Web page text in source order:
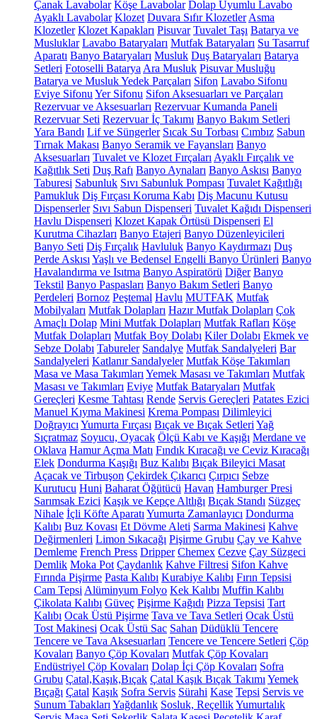
Çanak Lavabolar Köşe Lavabolar Dolap Uyumlu Lavabo
Ayaklı Lavabolar Klozet Duvara Sıfır Klozetler Asma
Klozetler Klozet Kapakları Pisuvar Tuvalet Taşı Batarya ve
Musluklar Lavabo Bataryaları Mutfak Bataryaları Su Tasarruf
Aparatı Banyo Bataryaları Musluk Duş Bataryaları Batarya
Setleri Fotoselli Batarya Ara Musluk Pisuvar Musluğu
Batarya ve Musluk Yedek Parçaları Sifon Lavabo Sifonu
Eviye Sifonu Yer Sifonu Sifon Aksesuarları ve Parçaları
Rezervuar ve Aksesuarları Rezervuar Kumanda Paneli
Rezervuar Seti Rezervuar İç Takımı Banyo Bakım Setleri
Yara Bandı Lif ve Süngerler Sıcak Su Torbası Cımbız Sabun
Tırnak Makası Banyo Seramik ve Fayansları Banyo
Aksesuarları Tuvalet ve Klozet Fırçaları Ayaklı Fırçalık ve
Kağıtlık Seti Duş Rafı Banyo Aynaları Banyo Askısı Banyo
Taburesi Sabunluk Sıvı Sabunluk Pompası Tuvalet Kağıtlığı
Pamukluk Diş Fırçası Koruma Kabı Diş Macunu Kutusu
Dispenserler Sıvı Sabun Dispenseri Tuvalet Kağıdı Dispenseri
Havlu Dispenseri Klozet Kapak Örtüsü Dispenseri El
Kurutma Cihazları Banyo Etajeri Banyo Düzenleyicileri
Banyo Seti Diş Fırçalık Havluluk Banyo Kaydırmazı Duş
Perde Askısı Yaşlı ve Bedensel Engelli Banyo Ürünleri Banyo
Havalandırma ve Isıtma Banyo Aspiratörü Diğer Banyo
Tekstil Banyo Paspasları Banyo Bakım Setleri Banyo
Perdeleri Bornoz Peştemal Havlu MUTFAK Mutfak
Mobilyaları Mutfak Dolapları Hazır Mutfak Dolapları Çok
Amaçlı Dolap Mini Mutfak Dolapları Mutfak Rafları Köşe
Mutfak Dolapları Mutfak Boy Dolabı Kiler Dolabı Ekmek ve
Sebze Dolabı Tabureler Sandalye Mutfak Sandalyeleri Bar
Sandalyeleri Katlanır Sandalyeler Mutfak Köşe Takımları
Masa ve Masa Takımları Yemek Masası ve Takımları Mutfak
Masası ve Takımları Eviye Mutfak Bataryaları Mutfak
Gereçleri Kesme Tahtası Rende Servis Gereçleri Patates Ezici
Manuel Kıyma Makinesi Krema Pompası Dilimleyici
Doğrayıcı Yumurta Fırçası Bıçak ve Bıçak Setleri Yağ
Sıçratmaz Soyucu, Oyacak Ölçü Kabı ve Kaşığı Merdane ve
Oklava Hamur Açma Matı Fındık Kıracağı ve Ceviz Kıracağı
Elek Dondurma Kaşığı Buz Kalıbı Bıçak Bileyici Masat
Açacak ve Tirbuşon Çekirdek Çıkarıcı Çırpıcı Sebze
Kurutucu Huni Baharat Öğütücü Havan Hamburger Presi
Sarımsak Ezici Kaşık ve Kepçe Altlığı Bıçak Standı Süzgeç
Nihale İçli Köfte Aparatı Yumurta Zamanlayıcı Dondurma
Kalıbı Buz Kovası Et Dövme Aleti Sarma Makinesi Kahve
Değirmenleri Limon Sıkacağı Pişirme Grubu Çay ve Kahve
Demleme French Press Dripper Chemex Cezve Çay Süzgeci
Demlik Moka Pot Çaydanlık Kahve Filtresi Sifon Kahve
Fırında Pişirme Pasta Kalıbı Kurabiye Kalıbı Fırın Tepsisi
Cam Tepsi Alüminyum Folyo Kek Kalıbı Muffin Kalıbı
Çikolata Kalıbı Güveç Pişirme Kağıdı Pizza Tepsisi Tart
Kalıbı Ocak Üstü Pişirme Tava ve Tava Setleri Ocak Üstü
Tost Makinesi Ocak Üstü Sac Sahan Düdüklü Tencere
Tencere ve Tava Aksesuarları Tencere ve Tencere Setleri Çöp
Kovaları Banyo Çöp Kovaları Mutfak Çöp Kovaları
Endüstriyel Çöp Kovaları Dolap İçi Çöp Kovaları Sofra
Grubu Çatal,Kaşık,Bıçak Çatal Kaşık Bıçak Takımı Yemek
Bıçağı Çatal Kaşık Sofra Servis Sürahi Kase Tepsi Servis ve
Sunum Tabakları Yağdanlık Sosluk, ReçellikYumurtalık